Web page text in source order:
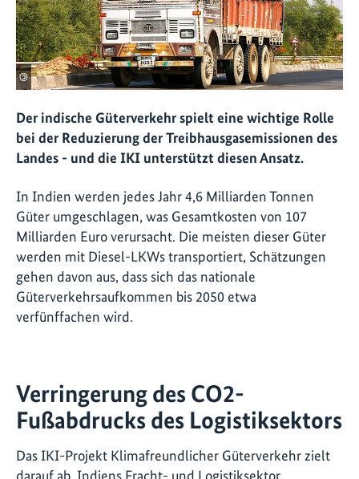
©
Der indische Güterverkehr spielt eine wichtige Rolle
bei der Reduzierung der Treibhausgasemissionen des
Landes - und die IKI unterstützt diesen Ansatz.
In Indien werden jedes Jahr 4,6 Milliarden Tonnen
Güter umgeschlagen, was Gesamtkosten von 107
Milliarden Euro verursacht. Die meisten dieser Güter
werden mit Diesel-LKWs transportiert, Schätzungen
gehen davon aus, dass sich das nationale
Güterverkehrsaufkommen bis 2050 etwa
verfünffachen wird.
Verringerung des CO2-
Fußabdrucks des Logistiksektors
Das IKI-Projekt Klimafreundlicher Güterverkehr zielt